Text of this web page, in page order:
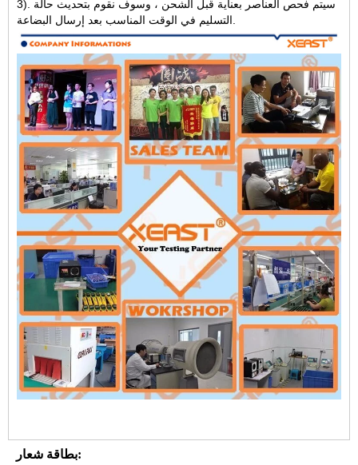
3). سيتم فحص العناصر بعناية قبل الشحن ، وسوف نقوم بتحديث حالة
بطاقة شعار: